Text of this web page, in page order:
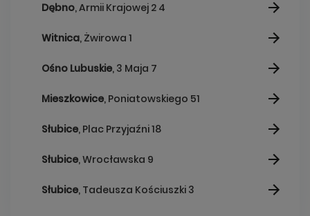
Dębno, Armii Krajowej 2 4
Witnica, Żwirowa 1
Ośno Lubuskie, 3 Maja 7
Mieszkowice, Poniatowskiego 51
Słubice, Plac Przyjaźni 18
Słubice, Wrocławska 9
Słubice, Tadeusza Kościuszki 3